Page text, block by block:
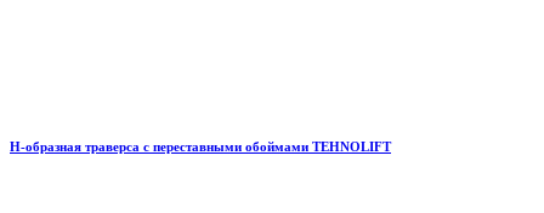
H-образная траверса с переставными обоймами TEHNOLIFT